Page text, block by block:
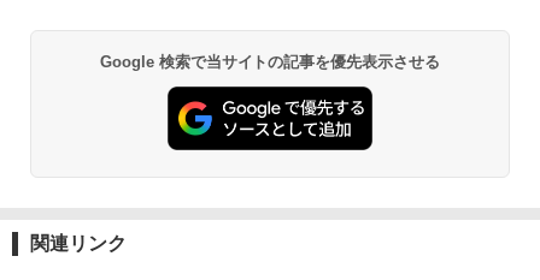
Google 検索で当サイトの記事を優先表示させる
関連リンク